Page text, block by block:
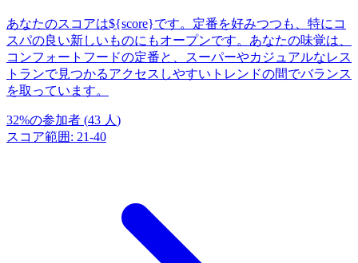
あなたのスコアは${score}です。定番を好みつつも、特にコ
スパの良い新しいものにもオープンです。あなたの味覚は、
コンフォートフードの定番と、スーパーやカジュアルなレス
トランで見つかるアクセスしやすいトレンドの間でバランス
を取っています。
32%の参加者 (43 人)
スコア範囲 : 21-40